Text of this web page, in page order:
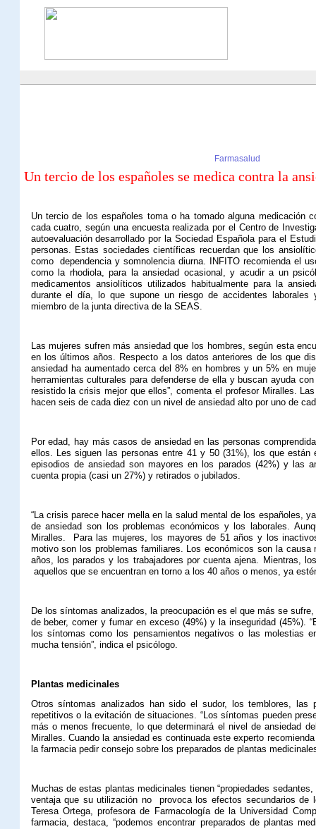
Farmasalud
Un tercio de los españoles se medica contra la
Un tercio de los españoles toma o ha tomado alguna medicación
cada cuatro, según una encuesta realizada por el Centro de
autoevaluación desarrollado por la Sociedad Española para el
personas. Estas sociedades científicas recuerdan que los
como
dependencia y somnolencia diurna. INFITO recomienda el
como la rhodiola, para la ansiedad ocasional, y acudir a un
medicamentos ansiolíticos utilizados habitualmente para la
durante el día, lo que supone un riesgo de accidentes laborales
miembro de la junta directiva de la SEAS.
Las mujeres sufren más ansiedad que los hombres, según esta
en los últimos años. Respecto a los datos anteriores de los que
ansiedad ha aumentado cerca del 8% en hombres y un 5% en
herramientas culturales para defenderse de ella y buscan ayuda
resistido la crisis mejor que ellos”, comenta el profesor Miralles.
hacen seis de cada diez con un nivel de ansiedad alto por uno de
Por edad, hay más casos de ansiedad en las personas
ellos. Les siguen las personas entre 41 y 50 (31%), los que
episodios de ansiedad son mayores en los parados (42%) y las
cuenta propia (casi un 27%) y retirados o jubilados.
“La crisis parece hacer mella en la salud mental de los españoles,
de ansiedad son los problemas económicos y los laborales.
Miralles.
Para las mujeres, los mayores de 51 años y los
motivo son los problemas familiares. Los económicos son la
años, los parados y los trabajadores por cuenta ajena. Mientras,
aquellos que se encuentran en torno a los 40 años o menos, ya
De los síntomas analizados, la preocupación es el que más se
de beber, comer y fumar en exceso (49%) y la inseguridad (45%).
los síntomas como los pensamientos negativos o las molestias
mucha tensión”, indica el psicólogo.
Plantas medicinales
Otros síntomas analizados han sido el sudor, los temblores, las
repetitivos o la evitación de situaciones. “Los síntomas pueden
más o menos frecuente, lo que determinará el nivel de ansiedad
Miralles. Cuando la ansiedad es continuada este experto
la farmacia pedir consejo sobre los preparados de plantas
Muchas de estas plantas medicinales tienen “propiedades
ventaja que su utilización no
provoca los efectos secundarios de
Teresa Ortega, profesora de Farmacología de la Universidad
farmacia, destaca, “podemos encontrar preparados de plantas